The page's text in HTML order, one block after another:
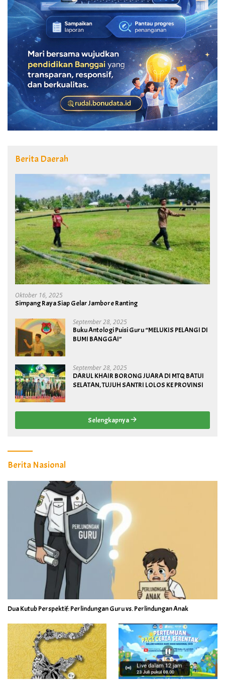
Berita Daerah
Oktober 16, 2025
Simpang Raya Siap Gelar Jambore Ranting
September 28, 2025
Buku Antologi Puisi Guru “MELUKIS PELANGI DI
BUMI BANGGAI”
September 28, 2025
DARUL KHAIR BORONG JUARA DI MTQ BATUI
SELATAN, TUJUH SANTRI LOLOS KE PROVINSI
Selengkapnya
Berita Nasional
Dua Kutub Perspektif: Perlindungan Guru vs. Perlindungan Anak